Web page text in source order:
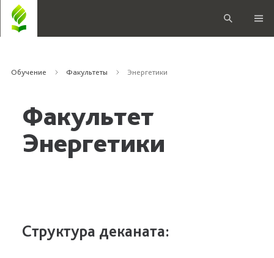
Обучение Факультеты Энергетики
Факультет
Энергетики
Структура деканата: